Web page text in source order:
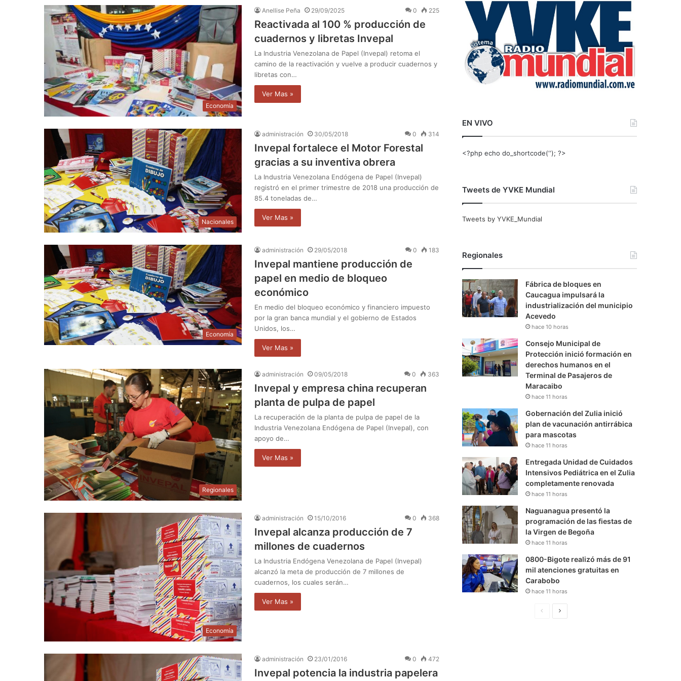
Economía
Anellise Peña 29/09/2025 0 225
Reactivada al 100 % producción de
cuadernos y libretas Invepal
La Industria Venezolana de Papel (Invepal) retoma el
camino de la reactivación y vuelve a producir cuadernos y
libretas con…
Ver Mas »
Nacionales
administración 30/05/2018 0 314
Invepal fortalece el Motor Forestal
gracias a su inventiva obrera
La Industria Venezolana Endógena de Papel (Invepal)
registró en el primer trimestre de 2018 una producción de
85.4 toneladas de…
Ver Mas »
Economía
administración 29/05/2018 0 183
Invepal mantiene producción de
papel en medio de bloqueo
económico
En medio del bloqueo económico y financiero impuesto
por la gran banca mundial y el gobierno de Estados
Unidos, los…
Ver Mas »
Regionales
administración 09/05/2018 0 363
Invepal y empresa china recuperan
planta de pulpa de papel
La recuperación de la planta de pulpa de papel de la
Industria Venezolana Endógena de Papel (Invepal), con
apoyo de…
Ver Mas »
Economía
administración 15/10/2016 0 368
Invepal alcanza producción de 7
millones de cuadernos
La Industria Endógena Venezolana de Papel (Invepal)
alcanzó la meta de producción de 7 millones de
cuadernos, los cuales serán…
Ver Mas »
administración 23/01/2016 0 472
Invepal potencia la industria papelera
r
EN VIVO
<?php echo do_shortcode(‘‘); ?>
Tweets de YVKE Mundial
Tweets by YVKE_Mundial
Regionales
Fábrica de bloques en
Caucagua impulsará la
industrialización del municipio
Acevedo
hace 10 horas
Consejo Municipal de
Protección inició formación en
derechos humanos en el
Terminal de Pasajeros de
Maracaibo
hace 11 horas
Gobernación del Zulia inició
plan de vacunación antirrábica
para mascotas
hace 11 horas
Entregada Unidad de Cuidados
Intensivos Pediátrica en el Zulia
completamente renovada
hace 11 horas
Naguanagua presentó la
programación de las fiestas de
la Virgen de Begoña
hace 11 horas
0800-Bigote realizó más de 91
mil atenciones gratuitas en
Carabobo
hace 11 horas
S